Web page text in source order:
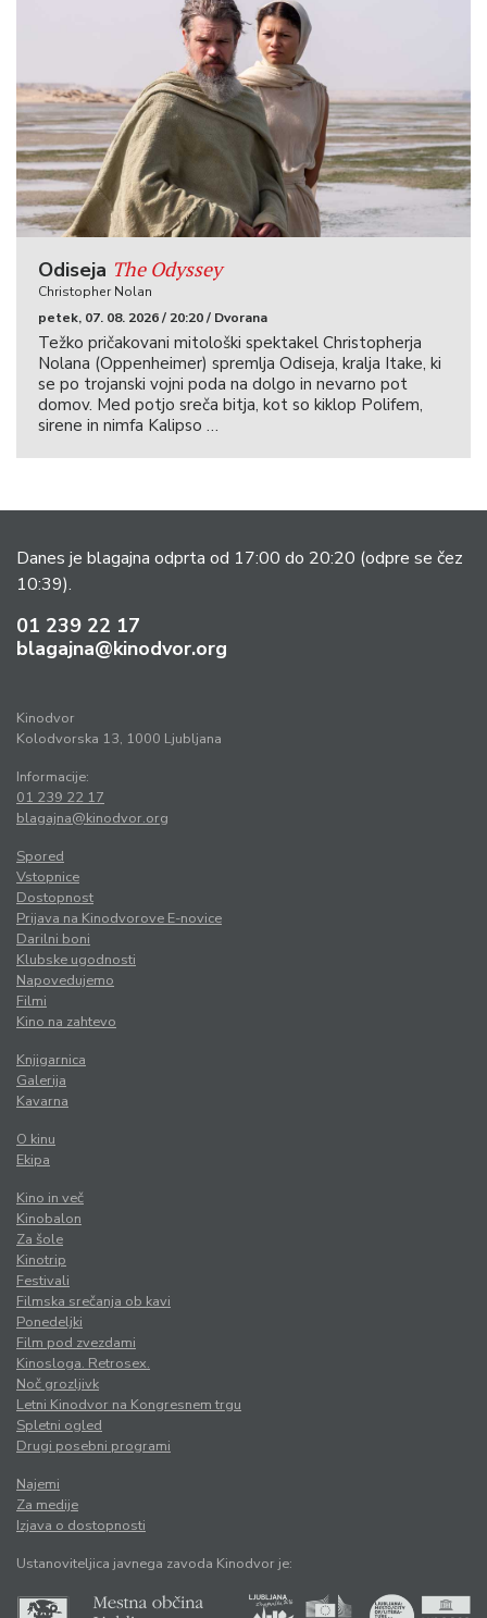
Odiseja The Odyssey
Christopher Nolan
petek, 07. 08. 2026 / 20:20 / Dvorana
Težko pričakovani mitološki spektakel Christopherja
Nolana (Oppenheimer) spremlja Odiseja, kralja Itake, ki
se po trojanski vojni poda na dolgo in nevarno pot
domov. Med potjo sreča bitja, kot so kiklop Polifem,
sirene in nimfa Kalipso …
Danes je blagajna odprta od 17:00 do 20:20 (odpre se čez
10:39).
01 239 22 17
blagajna@kinodvor.org
Kinodvor
Kolodvorska 13, 1000 Ljubljana
Informacije:
01 239 22 17
blagajna@kinodvor.org
Spored
Vstopnice
Dostopnost
Prijava na Kinodvorove E-novice
Darilni boni
Klubske ugodnosti
Napovedujemo
Filmi
Kino na zahtevo
Knjigarnica
Galerija
Kavarna
O kinu
Ekipa
Kino in več
Kinobalon
Za šole
Kinotrip
Festivali
Filmska srečanja ob kavi
Ponedeljki
Film pod zvezdami
Kinosloga. Retrosex.
Noč grozljivk
Letni Kinodvor na Kongresnem trgu
Spletni ogled
Drugi posebni programi
Najemi
Za medije
Izjava o dostopnosti
Ustanoviteljica javnega zavoda Kinodvor je: